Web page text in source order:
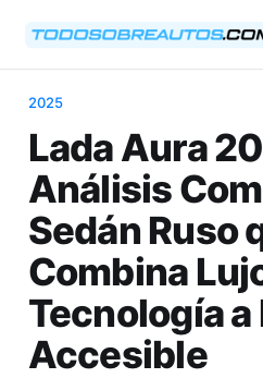
2025
Lada Aura
Análisis
Sedán Ruso
Combina
Tecnología
Accesible